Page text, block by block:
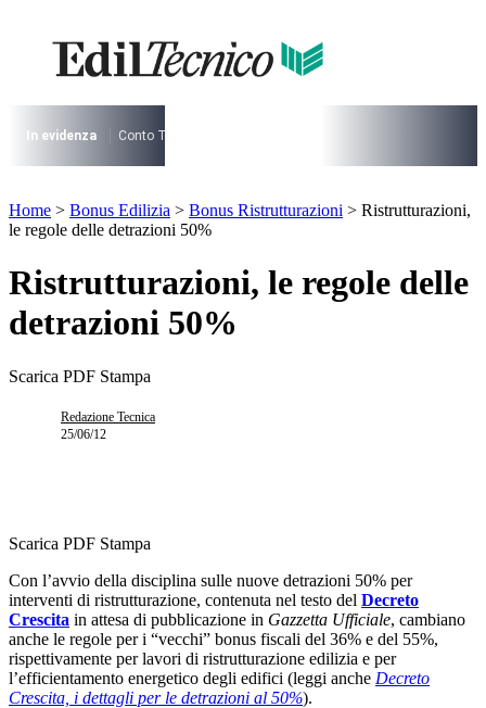
contenuto
I più cercati
Lorem ipsum dolor sit amet consectetur
Lorem ipsum dolor sit amet consectetur
In evidenza Conto Termico
I più cercati
Lorem ipsum dolor sit amet consectetur
Lorem ipsum dolor sit amet consectetur
Home > Bonus Edilizia > Bonus Ristrutturazioni > Ristrutturazioni,
le regole delle detrazioni 50%
Ristrutturazioni, le regole delle
detrazioni 50%
Scarica PDF Stampa
Redazione Tecnica
25/06/12
Scarica PDF Stampa
Con l’avvio della disciplina sulle nuove detrazioni 50% per
interventi di ristrutturazione, contenuta nel testo del Decreto
Crescita in attesa di pubblicazione in Gazzetta Ufficiale, cambiano
anche le regole per i “vecchi” bonus fiscali del 36% e del 55%,
rispettivamente per lavori di ristrutturazione edilizia e per
l’efficientamento energetico degli edifici (leggi anche Decreto
Crescita, i dettagli per le detrazioni al 50%).